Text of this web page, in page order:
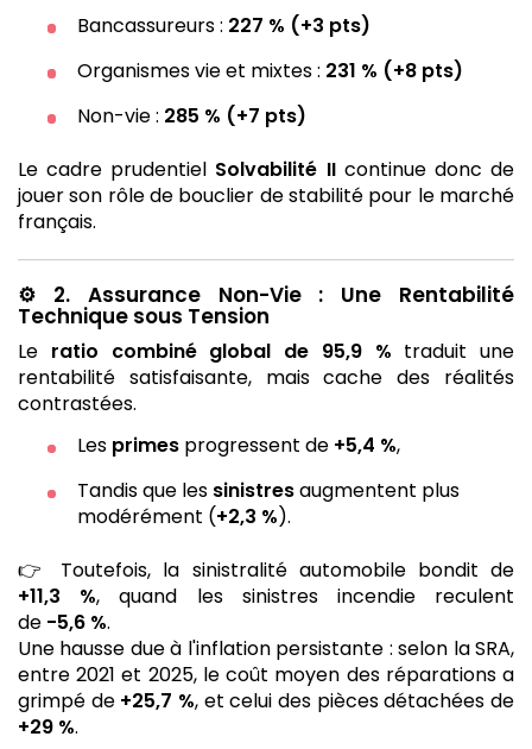
Bancassureurs : 227 % (+3 pts)
Organismes vie et mixtes : 231 % (+8 pts)
Non-vie : 285 % (+7 pts)
Le cadre prudentiel Solvabilité IIcontinue donc de
jouer son rôle de bouclier de stabilité pour le marché
français.
⚙️ 2. Assurance Non-Vie : Une Rentabilité
Technique sous Tension
Le ratio combiné global de 95,9 % traduit une
rentabilité satisfaisante, mais cache des réalités
contrastées.
Les primes progressent de +5,4 %,
Tandis que les sinistresaugmentent plus
modérément (+2,3 %).
👉 Toutefois, la sinistralité automobile bondit de
+11,3 %, quand les sinistres incendie reculent
de -5,6 %.
Une hausse due à l'inflation persistante : selon la SRA,
entre 2021 et 2025, le coût moyen des réparations a
grimpé de +25,7 %, et celui des pièces détachées de
+29 %.